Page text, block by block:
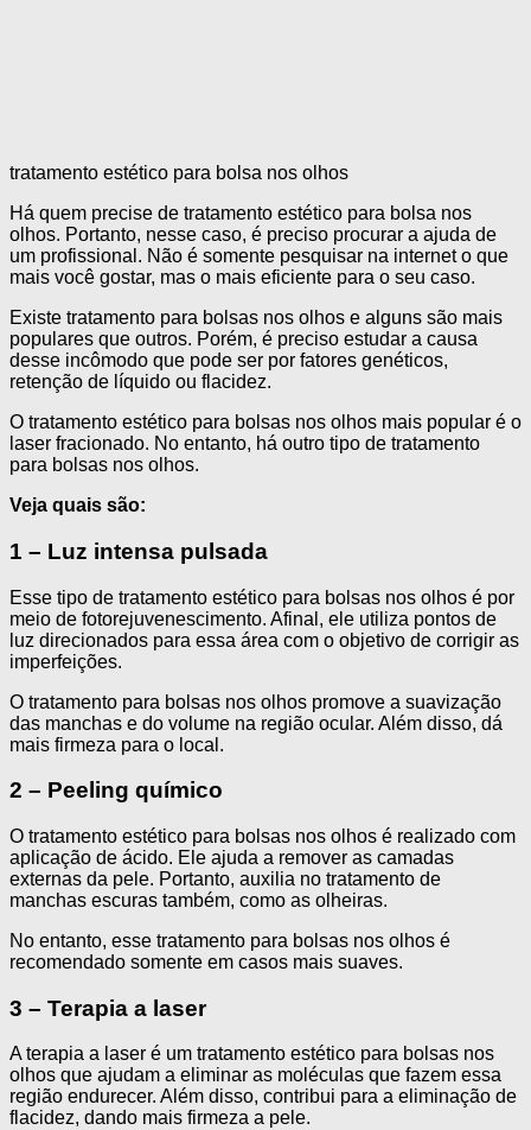
tratamento estético para bolsa nos olhos
Há quem precise de tratamento estético para bolsa nos
olhos. Portanto, nesse caso, é preciso procurar a ajuda de
um profissional. Não é somente pesquisar na internet o que
mais você gostar, mas o mais eficiente para o seu caso.
Existe tratamento para bolsas nos olhos e alguns são mais
populares que outros. Porém, é preciso estudar a causa
desse incômodo que pode ser por fatores genéticos,
retenção de líquido ou flacidez.
O tratamento estético para bolsas nos olhos mais popular é o
laser fracionado. No entanto, há outro tipo de tratamento
para bolsas nos olhos.
Veja quais são:
1 – Luz intensa pulsada
Esse tipo de tratamento estético para bolsas nos olhos é por
meio de fotorejuvenescimento. Afinal, ele utiliza pontos de
luz direcionados para essa área com o objetivo de corrigir as
imperfeições.
O tratamento para bolsas nos olhos promove a suavização
das manchas e do volume na região ocular. Além disso, dá
mais firmeza para o local.
2 – Peeling químico
O tratamento estético para bolsas nos olhos é realizado com
aplicação de ácido. Ele ajuda a remover as camadas
externas da pele. Portanto, auxilia no tratamento de
manchas escuras também, como as olheiras.
No entanto, esse tratamento para bolsas nos olhos é
recomendado somente em casos mais suaves.
3 – Terapia a laser
A terapia a laser é um tratamento estético para bolsas nos
olhos que ajudam a eliminar as moléculas que fazem essa
região endurecer. Além disso, contribui para a eliminação de
flacidez, dando mais firmeza a pele.